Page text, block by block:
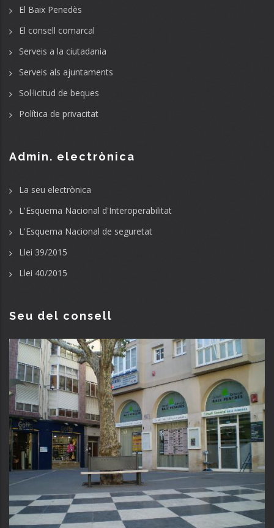
El Baix Penedès
El consell comarcal
Serveis a la ciutadania
Serveis als ajuntaments
Sol·licitud de beques
Política de privacitat
Admin. electrònica
La seu electrònica
L'Esquema Nacional d'Interoperabilitat
L'Esquema Nacional de seguretat
Llei 39/2015
Llei 40/2015
Seu del consell